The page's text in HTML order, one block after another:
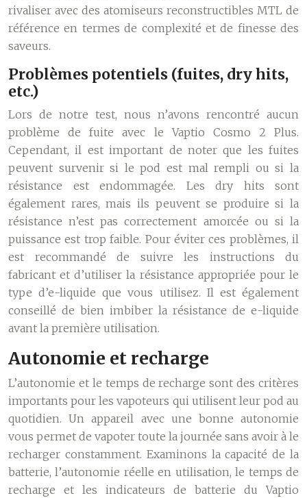
rivaliser avec des atomiseurs reconstructibles MTL de
référence en termes de complexité et de finesse des
saveurs.
Problèmes potentiels (fuites, dry hits,
etc.)
Lors de notre test, nous n’avons rencontré aucun
problème de fuite avec le Vaptio Cosmo 2 Plus.
Cependant, il est important de noter que les fuites
peuvent survenir si le pod est mal rempli ou si la
résistance est endommagée. Les dry hits sont
également rares, mais ils peuvent se produire si la
résistance n’est pas correctement amorcée ou si la
puissance est trop faible. Pour éviter ces problèmes, il
est recommandé de suivre les instructions du
fabricant et d’utiliser la résistance appropriée pour le
type d’e-liquide que vous utilisez. Il est également
conseillé de bien imbiber la résistance de e-liquide
avant la première utilisation.
Autonomie et recharge
L’autonomie et le temps de recharge sont des critères
importants pour les vapoteurs qui utilisent leur pod au
quotidien. Un appareil avec une bonne autonomie
vous permet de vapoter toute la journée sans avoir à le
recharger constamment. Examinons la capacité de la
batterie, l’autonomie réelle en utilisation, le temps de
recharge et les indicateurs de batterie du Vaptio